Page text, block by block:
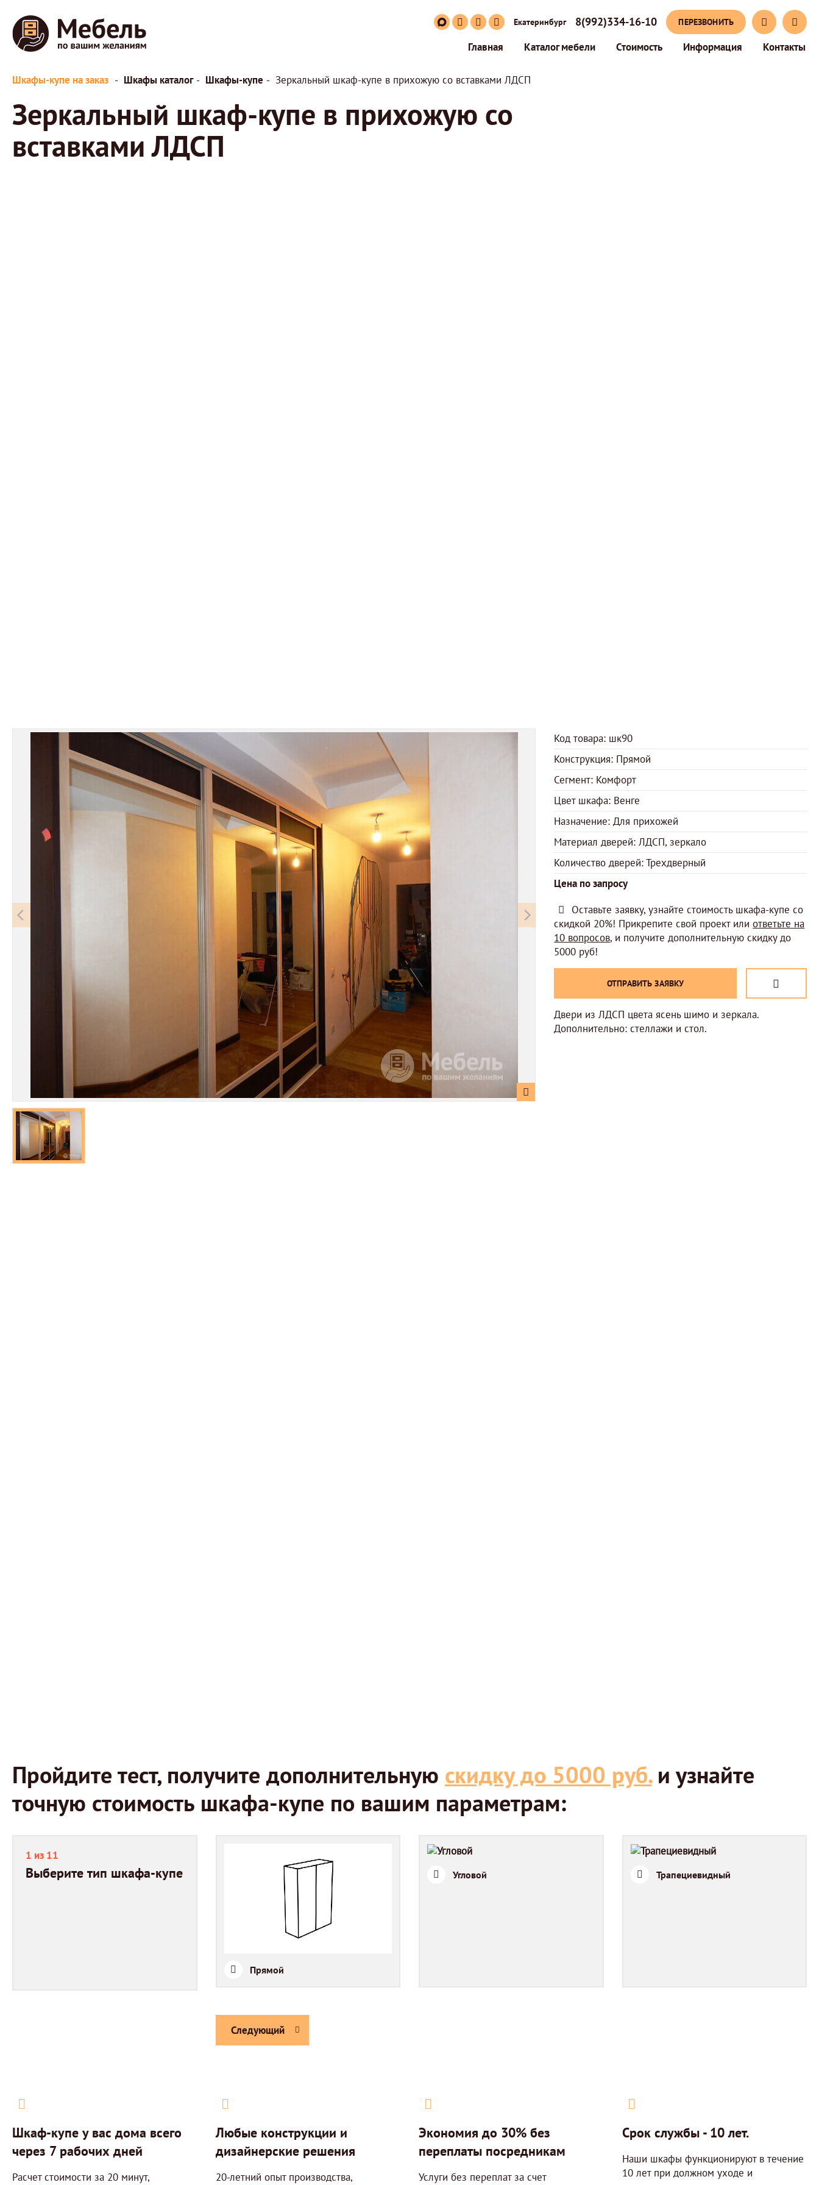
Екатеринбург 8(992)334-16-10 ПЕРЕЗВОНИТЬ
Главная Каталог мебели Стоимость Информация Контакты
Шкафы-купе на заказ Шкафы каталог Шкафы-купе Зеркальный шкаф-купе в прихожую со вставками ЛДСП
Зеркальный шкаф-купе в прихожую со
вставками ЛДСП
Код товара: шк90
Конструкция: Прямой
Сегмент: Комфорт
Цвет шкафа: Венге
Назначение: Для прихожей
Материал дверей: ЛДСП, зеркало
Количество дверей: Трехдверный
Цена по запросу
Оставьте заявку, узнайте стоимость шкафа-купе со
скидкой 20%! Прикрепите свой проект илиответьте на
10 вопросов, и получите дополнительную скидку до
5000 руб!
ОТПРАВИТЬ ЗАЯВКУ
Двери из ЛДСП цвета ясень шимо и зеркала.
Дополнительно: стеллажи и стол.
Пройдите тест, получите дополнительную скидку до 5000 руб.и узнайте
точную стоимость шкафа-купе по вашим параметрам:
1 из 11
Выберите тип шкафа-купе
Прямой
Угловой Трапециевидный
Следующий
Шкаф-купе у вас дома всего
через 7 рабочих дней
Расчет стоимости за 20 минут,
Любые конструкции и
дизайнерские решения
20-летний опыт производства,
Экономия до 30% без
переплаты посредникам
Услуги без переплат за счет
Cрок службы - 10 лет.
Наши шкафы функционируют в течение
10 лет при должном уходе и